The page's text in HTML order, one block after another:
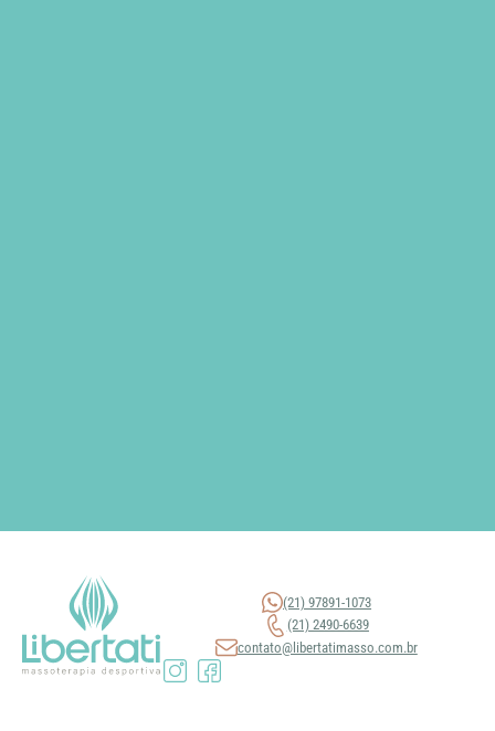
(21) 97891-1073
(21) 2490-6639
contato@libertatimasso.com.br